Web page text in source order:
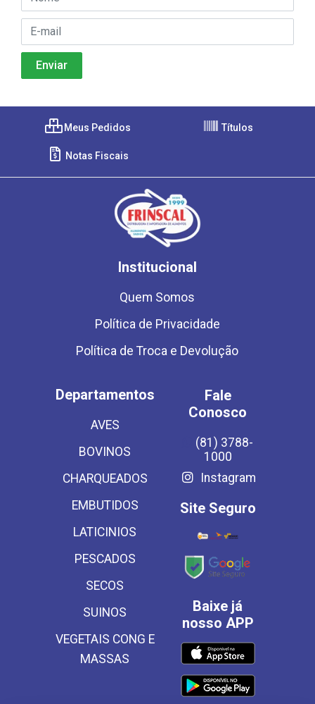
Meus Pedidos Títulos
Notas Fiscais
Institucional
Quem Somos
Política de Privacidade
Política de Troca e Devolução
Departamentos
AVES
BOVINOS
CHARQUEADOS
EMBUTIDOS
LATICINIOS
PESCADOS
SECOS
SUINOS
VEGETAIS CONG E
MASSAS
Fale
Conosco
(81) 3788-
1000
Instagram
Site Seguro
Baixe já
nosso APP